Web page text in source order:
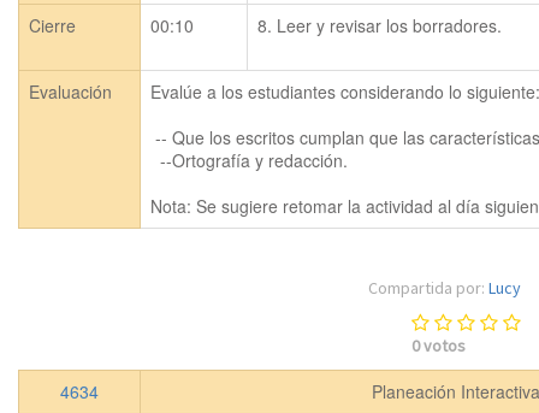
Cierre 00:10 8. Leer y revisar los borradores.
Evaluación
Evalúe a los estudiantes considerando lo siguiente:
Compartida por: Lucy
0votos
4634
Planeación